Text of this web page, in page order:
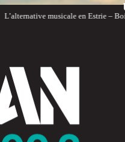
L’alternative musicale en Estrie –